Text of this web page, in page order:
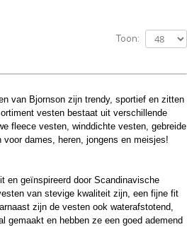
Toon:
van Bjornson zijn trendy, sportief en zitten
vesten bestaat uit verschillende
fleece vesten, winddichte vesten, gebreide
dames, heren, jongens en meisjes!
en geïnspireerd door Scandinavische
van stevige kwaliteit zijn, een fijne fit
zijn de vesten ook waterafstotend,
gemaakt en hebben ze een goed ademend